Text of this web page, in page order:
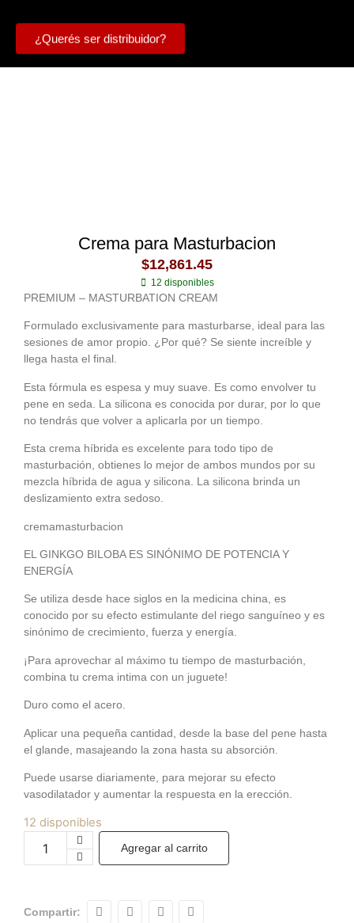
¿Querés ser distribuidor?
Crema para Masturbacion
$12,861.45
12 disponibles
PREMIUM – MASTURBATION CREAM
Formulado exclusivamente para masturbarse, ideal para las
sesiones de amor propio. ¿Por qué? Se siente increíble y
llega hasta el final.
Esta fórmula es espesa y muy suave. Es como envolver tu
pene en seda. La silicona es conocida por durar, por lo que
no tendrás que volver a aplicarla por un tiempo.
Esta crema híbrida es excelente para todo tipo de
masturbación, obtienes lo mejor de ambos mundos por su
mezcla híbrida de agua y silicona. La silicona brinda un
deslizamiento extra sedoso.
cremamasturbacion
EL GINKGO BILOBA ES SINÓNIMO DE POTENCIA Y
ENERGÍA
Se utiliza desde hace siglos en la medicina china, es
conocido por su efecto estimulante del riego sanguíneo y es
sinónimo de crecimiento, fuerza y energía.
¡Para aprovechar al máximo tu tiempo de masturbación,
combina tu crema intima con un juguete!
Duro como el acero.
Aplicar una pequeña cantidad, desde la base del pene hasta
el glande, masajeando la zona hasta su absorción.
Puede usarse diariamente, para mejorar su efecto
vasodilatador y aumentar la respuesta en la erección.
12 disponibles
Agregar al carrito
Compartir: